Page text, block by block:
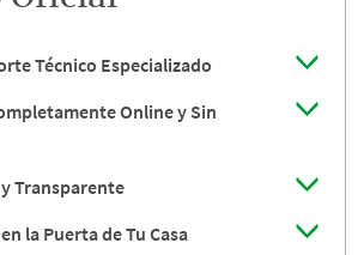
Técnico Especializado
Online y Sin
Transparente
la Puerta de Tu Casa